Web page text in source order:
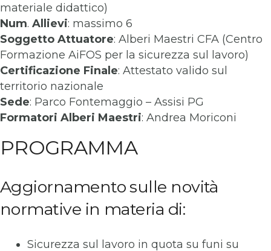
materiale didattico)
Num. Allievi: massimo 6
Soggetto Attuatore: Alberi Maestri CFA (Centro
Formazione AiFOS per la sicurezza sul lavoro)
Certificazione Finale: Attestato valido sul
territorio nazionale
Sede: Parco Fontemaggio – Assisi PG
Formatori Alberi Maestri: Andrea Moriconi
PROGRAMMA
Aggiornamento sulle novità
normative in materia di:
Sicurezza sul lavoro in quota su funi su